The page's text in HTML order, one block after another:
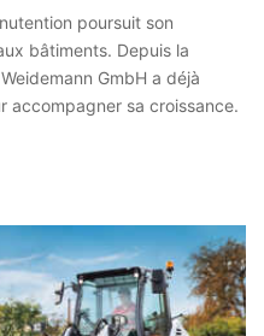
poursuit son
bâtiments. Depuis la
GmbH a déjà
accompagner sa croissance.